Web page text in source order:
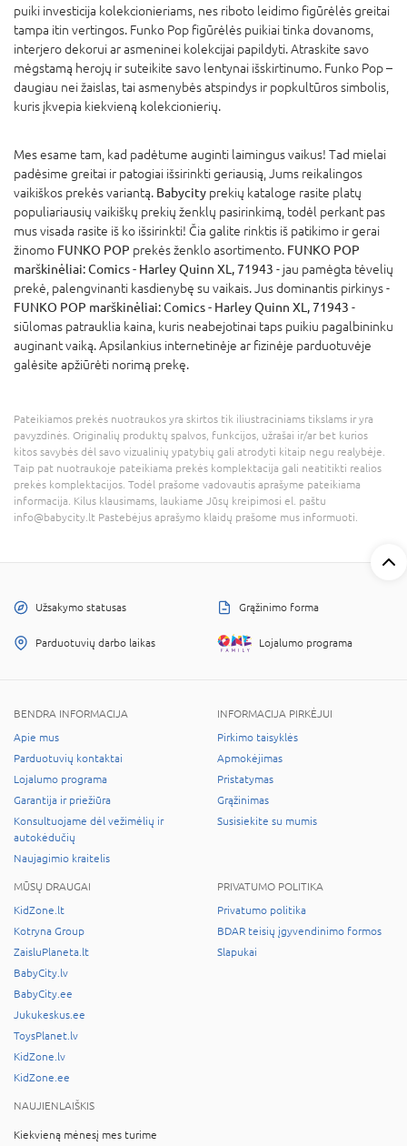
puiki investicija kolekcionieriams, nes riboto leidimo figūrėlės greitai
tampa itin vertingos. Funko Pop figūrėlės puikiai tinka dovanoms,
interjero dekorui ar asmeninei kolekcijai papildyti. Atraskite savo
mėgstamą herojų ir suteikite savo lentynai išskirtinumo. Funko Pop –
daugiau nei žaislas, tai asmenybės atspindys ir popkultūros simbolis,
kuris įkvepia kiekvieną kolekcionierių.
Mes esame tam, kad padėtume auginti laimingus vaikus! Tad mielai
padėsime greitai ir patogiai išsirinkti geriausią, Jums reikalingos
vaikiškos prekės variantą. Babycity prekių kataloge rasite platų
populiariausių vaikiškų prekių ženklų pasirinkimą, todėl perkant pas
mus visada rasite iš ko išsirinkti! Čia galite rinktis iš patikimo ir gerai
žinomo FUNKO POP prekės ženklo asortimento. FUNKO POP
marškinėliai: Comics - Harley Quinn XL, 71943 - jau pamėgta tėvelių
prekė, palengvinanti kasdienybę su vaikais. Jus dominantis pirkinys -
FUNKO POP marškinėliai: Comics - Harley Quinn XL, 71943 -
siūlomas patrauklia kaina, kuris neabejotinai taps puikiu pagalbininku
auginant vaiką. Apsilankius internetinėje ar fizinėje parduotuvėje
galėsite apžiūrėti norimą prekę.
Pateikiamos prekės nuotraukos yra skirtos tik iliustraciniams tikslams ir yra
pavyzdinės. Originalių produktų spalvos, funkcijos, užrašai ir/ar bet kurios
kitos savybės dėl savo vizualinių ypatybių gali atrodyti kitaip negu realybėje.
Taip pat nuotraukoje pateikiama prekės komplektacija gali neatitikti realios
prekės komplektacijos. Todėl prašome vadovautis aprašyme pateikiama
informacija. Kilus klausimams, laukiame Jūsų kreipimosi el. paštu
info@babycity.lt Pastebėjus aprašymo klaidų prašome mus informuoti.
Užsakymo statusas Grąžinimo forma
Parduotuvių darbo laikas Lojalumo programa
BENDRA INFORMACIJA
Apie mus
Parduotuvių kontaktai
Lojalumo programa
Garantija ir priežiūra
Konsultuojame dėl vežimėlių ir
autokėdučių
Naujagimio kraitelis
INFORMACIJA PIRKĖJUI
Pirkimo taisyklės
Apmokėjimas
Pristatymas
Grąžinimas
Susisiekite su mumis
MŪSŲ DRAUGAI
KidZone.lt
Kotryna Group
ZaisluPlaneta.lt
BabyCity.lv
BabyCity.ee
Jukukeskus.ee
ToysPlanet.lv
KidZone.lv
KidZone.ee
PRIVATUMO POLITIKA
Privatumo politika
BDAR teisių įgyvendinimo formos
Slapukai
NAUJIENLAIŠKIS
Kiekvieną mėnesį mes turime